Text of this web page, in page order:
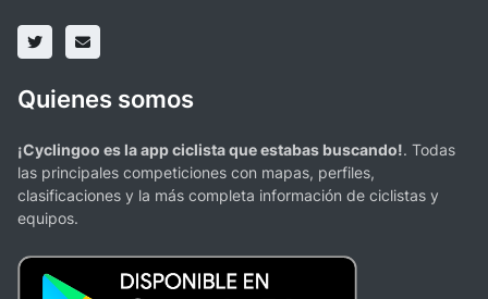
Quienes somos
¡Cyclingoo es la app ciclista que estabas buscando!. Todas
las principales competiciones con mapas, perfiles,
clasificaciones y la más completa información de ciclistas y
equipos.